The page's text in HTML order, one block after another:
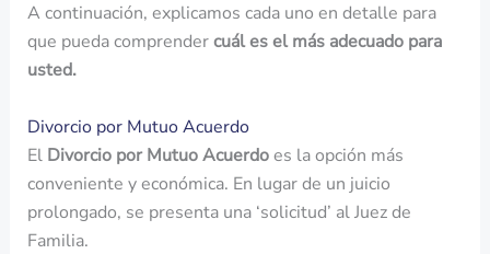
A continuación, explicamos cada uno en detalle para
que pueda comprendercuál es el más adecuado para
usted.
Divorcio por Mutuo Acuerdo
El Divorcio por Mutuo Acuerdoes la opción más
conveniente y económica. En lugar de un juicio
prolongado, se presenta una ‘solicitud’ al Juez de
Familia.